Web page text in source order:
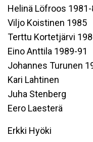
Helinä Löfroos
Viljo Koistinen 1985
Terttu Kortetjärvi
Eino Anttila 1989-91
Johannes Turunen
Kari Lahtinen
Juha Stenberg
Eero Laesterä
Erkki Hyöki